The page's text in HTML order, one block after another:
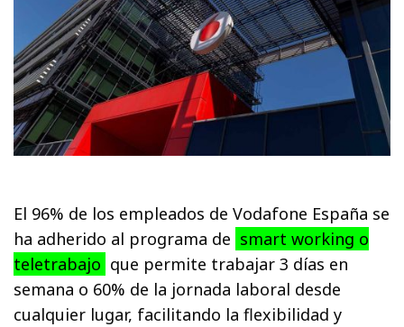
El 96% de los empleados de Vodafone España se
ha adherido al programa de smart working o
teletrabajo que permite trabajar 3 días en
semana o 60% de la jornada laboral desde
cualquier lugar, facilitando la flexibilidad y